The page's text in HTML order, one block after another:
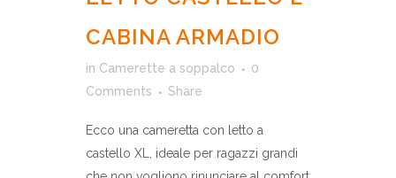
CABINA ARMADIO
in Camerette a soppalco
0
Comments
Share
Ecco una cameretta con letto a
castello XL, ideale per ragazzi grandi